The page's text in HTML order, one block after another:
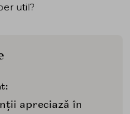
util?
apreciază în